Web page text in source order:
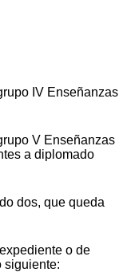
IV Enseñanzas
V Enseñanzas
a diplomado
dos, que queda
o de
siguiente: